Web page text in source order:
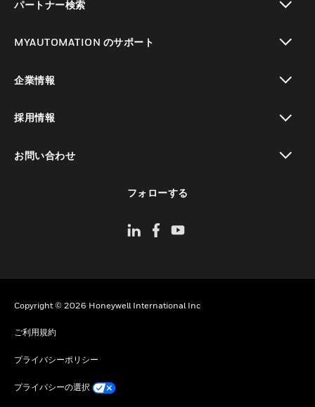
パートナー検索
MYAUTOMATION のサポート
企業情報
採用情報
お問い合わせ
フォローする
Copyright © 2026 Honeywell International Inc
ご利用規約
プライバシーポリシー
プライバシーの選択